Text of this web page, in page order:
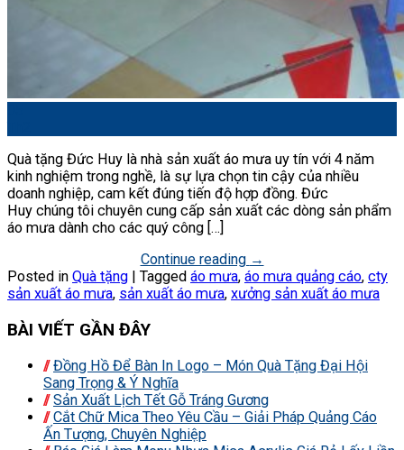
Quà tặng Đức Huy là nhà sản xuất áo mưa uy tín với 4 năm
kinh nghiệm trong nghề, là sự lựa chọn tin cậy của nhiều
doanh nghiệp, cam kết đúng tiến độ hợp đồng. Đức
Huy chúng tôi chuyên cung cấp sản xuất các dòng sản phẩm
áo mưa dành cho các quý công […]
Continue reading →
Posted in Quà tặng Tagged áo mưa, áo mưa quảng cáo, cty
sản xuất áo mưa, sản xuất áo mưa, xưởng sản xuất áo mưa
BÀI VIẾT GẦN ĐÂY
Đồng Hồ Để Bàn In Logo – Món Quà Tặng Đại Hội
Sang Trọng & Ý Nghĩa
Sản Xuất Lịch Tết Gỗ Tráng Gương
Cắt Chữ Mica Theo Yêu Cầu – Giải Pháp Quảng Cáo
Ấn Tượng, Chuyên Nghiệp